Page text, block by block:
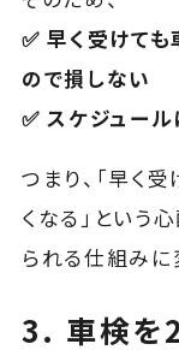
✅ 早く受けて
ので損しない
✅ スケジュー
つまり、「早く
くなる」という
られる仕組みに
3. 車検を2